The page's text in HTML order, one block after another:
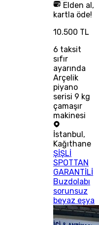
Elden al,
kartla öde!
10.500 TL
6 taksit
sıfır
ayarında
Arçelik
piyano
serisi 9 kg
çamaşır
makinesi
İstanbul ,
Kağıthane
ŞİŞLİ
SPOTTAN
GARANTİLİ
Buzdolabı
sorunsuz
beyaz eşya